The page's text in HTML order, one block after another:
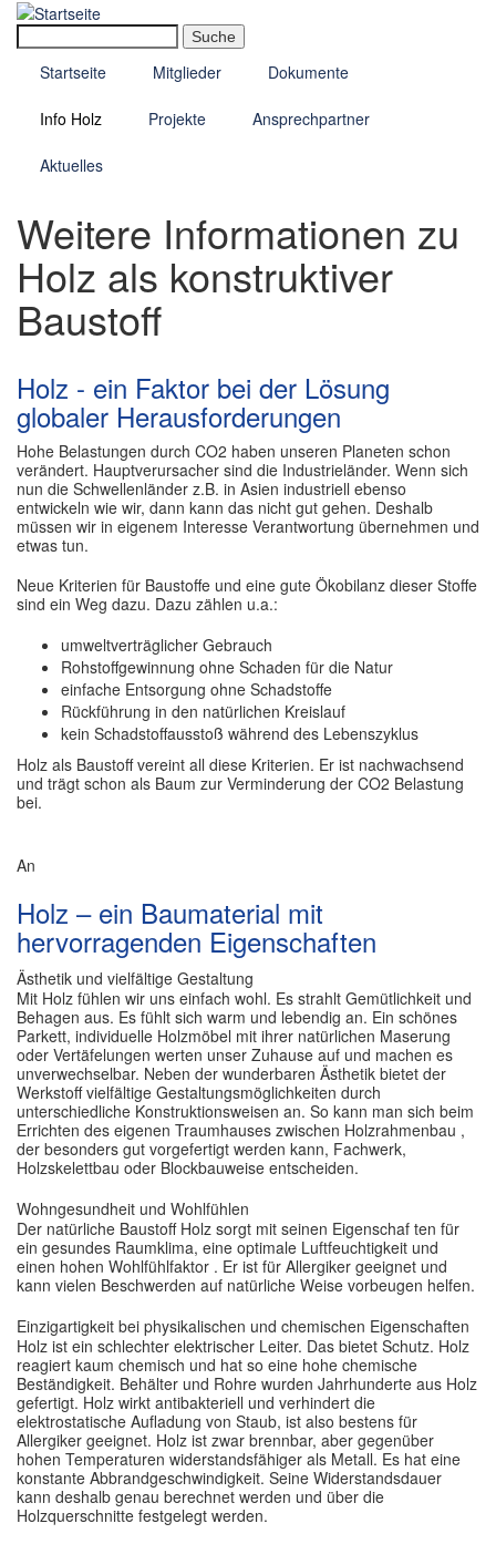
Direkt
zum
Inhalt
Startseite
Mitglieder Dokumente
Info Holz Projekte Ansprechpartner
Aktuelles
Weitere Informationen zu
Holz als konstruktiver
Baustoff
Holz - ein Faktor bei der Lösung
globaler Herausforderungen
Hohe Belastungen durch CO2 haben unseren Planeten schon
verändert. Hauptverursacher sind die Industrieländer. Wenn sich
nun die Schwellenländer z.B. in Asien industriell ebenso
entwickeln wie wir, dann kann das nicht gut gehen. Deshalb
müssen wir in eigenem Interesse Verantwortung übernehmen und
etwas tun.
Neue Kriterien für Baustoffe und eine gute Ökobilanz dieser Stoffe
sind ein Weg dazu. Dazu zählen u.a.:
umweltverträglicher Gebrauch
Rohstoffgewinnung ohne Schaden für die Natur
einfache Entsorgung ohne Schadstoffe
Rückführung in den natürlichen Kreislauf
kein Schadstoffausstoß während des Lebenszyklus
Holz als Baustoff vereint all diese Kriterien. Er ist nachwachsend
und trägt schon als Baum zur Verminderung der CO2 Belastung
bei.
An
Holz – ein Baumaterial mit
hervorragenden Eigenschaften
Ästhetik und vielfältige Gestaltung
Mit Holz fühlen wir uns einfach wohl. Es strahlt Gemütlichkeit und
Behagen aus. Es fühlt sich warm und lebendig an. Ein schönes
Parkett, individuelle Holzmöbel mit ihrer natürlichen Maserung
oder Vertäfelungen werten unser Zuhause auf und machen es
unverwechselbar. Neben der wunderbaren Ästhetik bietet der
Werkstoff vielfältige Gestaltungsmöglichkeiten durch
unterschiedliche Konstruktionsweisen an. So kann man sich beim
Errichten des eigenen Traumhauses zwischen Holzrahmenbau ,
der besonders gut vorgefertigt werden kann, Fachwerk,
Holzskelettbau oder Blockbauweise entscheiden.
Wohngesundheit und Wohlfühlen
Der natürliche Baustoff Holz sorgt mit seinen Eigenschaf ten für
ein gesundes Raumklima, eine optimale Luftfeuchtigkeit und
einen hohen Wohlfühlfaktor . Er ist für Allergiker geeignet und
kann vielen Beschwerden auf natürliche Weise vorbeugen helfen.
Einzigartigkeit bei physikalischen und chemischen Eigenschaften
Holz ist ein schlechter elektrischer Leiter. Das bietet Schutz. Holz
reagiert kaum chemisch und hat so eine hohe chemische
Beständigkeit. Behälter und Rohre wurden Jahrhunderte aus Holz
gefertigt. Holz wirkt antibakteriell und verhindert die
elektrostatische Aufladung von Staub, ist also bestens für
Allergiker geeignet. Holz ist zwar brennbar, aber gegenüber
hohen Temperaturen widerstandsfähiger als Metall. Es hat eine
konstante Abbrandgeschwindigkeit. Seine Widerstandsdauer
kann deshalb genau berechnet werden und über die
Holzquerschnitte festgelegt werden.